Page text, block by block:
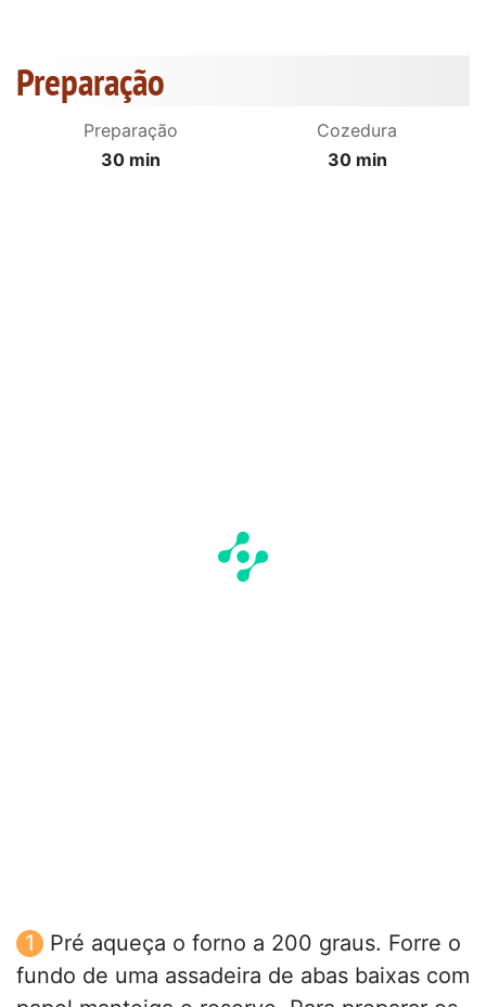
Preparação
Preparação
30 min
Cozedura
30 min
Pré aqueça o forno a 200 graus. Forre o
fundo de uma assadeira de abas baixas com